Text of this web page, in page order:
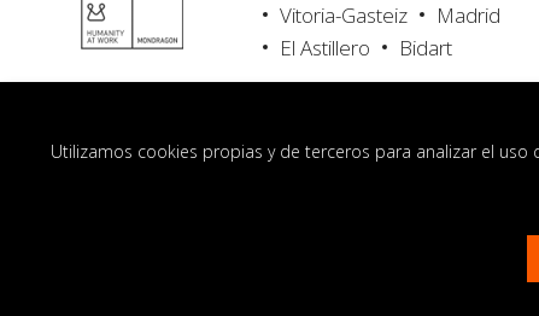
Vitoria-Gasteiz
Madrid
El Astillero
Bidart
Portal
Utilizamos cookies propias y de terceros para analizar el